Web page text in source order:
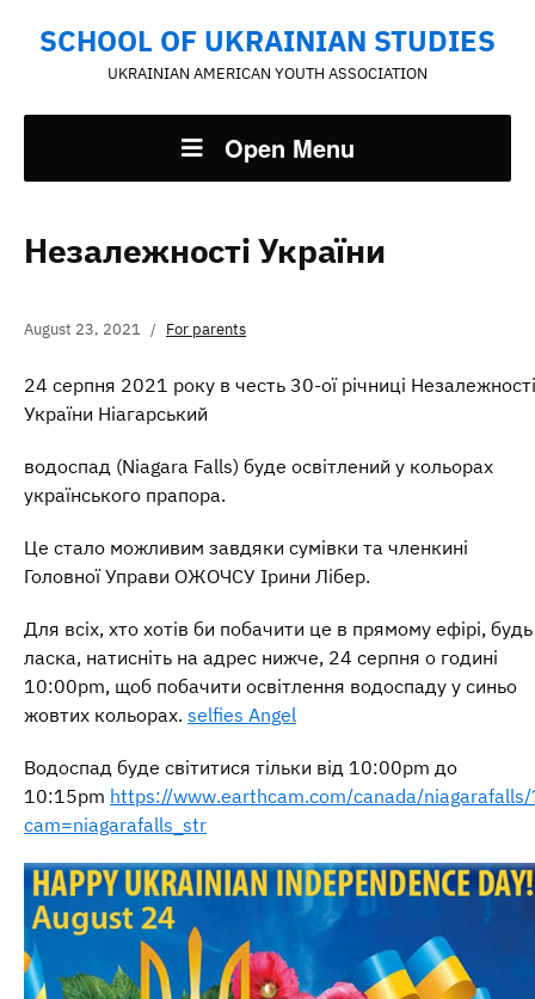
SCHOOL OF UKRAINIAN STUDIES
UKRAINIAN AMERICAN YOUTH ASSOCIATION
Open Menu
Незалежності України
August 23, 2021 For parents
24 серпня 2021 року в честь 30-ої річниці Незалежності
України Ніагарський
водоспад (Niagara Falls) буде освітлений у кольорах
українського прапора.
Це стало можливим завдяки сумівки та членкині
Головної Управи ОЖОЧСУ Ірини Лібер.
Для всіх, хто хотів би побачити це в прямому ефірі, будь
ласка, натисніть на адрес нижче, 24 серпня о годині
10:00pm, щоб побачити освітлення водоспаду у синьо
жовтих кольорах. selfies Angel
Водоспад буде світитися тільки від 10:00pm до
10:15pm https://www.earthcam.com/canada/niagarafalls/
cam=niagarafalls_str